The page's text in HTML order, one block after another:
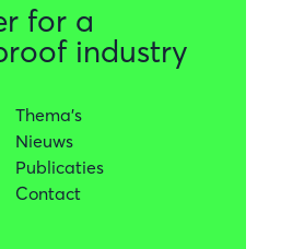
for a
industry
Thema's
Nieuws
Publicaties
Contact